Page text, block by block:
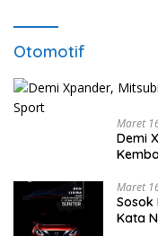
Otomotif
Maret
Demi
Maret
Sosok
Kata